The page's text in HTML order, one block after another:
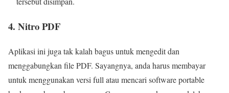
4. Nitro PDF
Aplikasi ini juga tak kalah bagus untuk mengedit dan
menggabungkan file PDF. Sayangnya, anda harus membayar
untuk menggunakan versi full atau mencari software portable